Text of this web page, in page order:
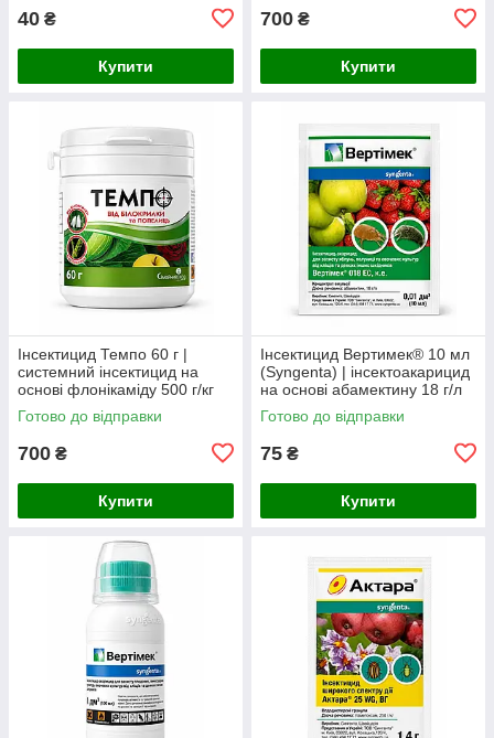
40 ₴
Купити
700 ₴
Купити
Інсектицид Темпо 60 г |
системний інсектицид на
основі флонікаміду 500 г/кг
проти попелиці, білокрилки,
трипсів та щитівок
Готово до відправки
700 ₴
Купити
Інсектицид Вертимек® 10 мл
(Syngenta) | інсектоакарицид
на основі абамектину 18 г/л
від кліщів, трипсів та мінерів
Готово до відправки
75 ₴
Купити